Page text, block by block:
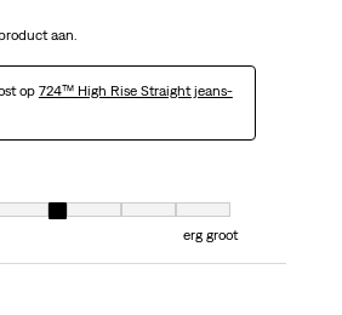
aan.
op 724™ High Rise Straight jeans-
1 gelijk is aan Heel klein en 7 gelijk is aan erg groot
erg groot